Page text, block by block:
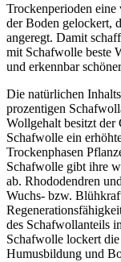
Trockenperioden eine
der Boden gelockert,
angeregt. Damit
mit Schafwolle beste
und erkennbar
Die natürlichen
prozentigen
Wollgehalt besitzt
Schafwolle ein
Trockenphasen
Schafwolle gibt ihre
ab. Rhododendren
Wuchs- bzw.
des Schafwollanteils
Schafwolle lockert
Humusbildung und